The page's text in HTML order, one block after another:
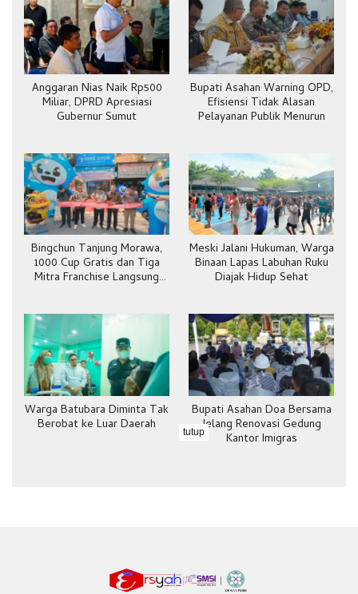
Anggaran Nias Naik Rp500
Miliar, DPRD Apresiasi
Gubernur Sumut
Bupati Asahan Warning OPD,
Efisiensi Tidak Alasan
Pelayanan Publik Menurun
Bingchun Tanjung Morawa,
1000 Cup Gratis dan Tiga
Mitra Franchise Langsung
Meski Jalani Hukuman, Warga
Binaan Lapas Labuhan Ruku
Diajak Hidup Sehat
Warga Batubara Diminta Tak
Berobat ke Luar Daerah
Bupati Asahan Doa Bersama
Jelang Renovasi Gedung
Kantor Imigras
tutup